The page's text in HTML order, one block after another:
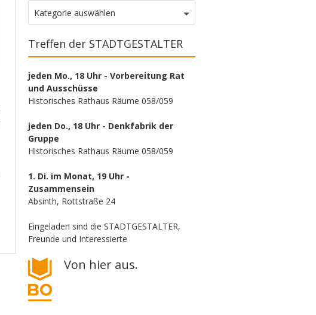
Kategorien
Kategorie auswählen
Treffen der STADTGESTALTER
jeden Mo., 18 Uhr - Vorbereitung Rat
und Ausschüsse
Historisches Rathaus Räume 058/059
jeden Do., 18 Uhr - Denkfabrik der
Gruppe
Historisches Rathaus Räume 058/059
1. Di. im Monat, 19 Uhr -
Zusammensein
Absinth, Rottstraße 24
Eingeladen sind die STADTGESTALTER,
Freunde und Interessierte
Von hier aus.